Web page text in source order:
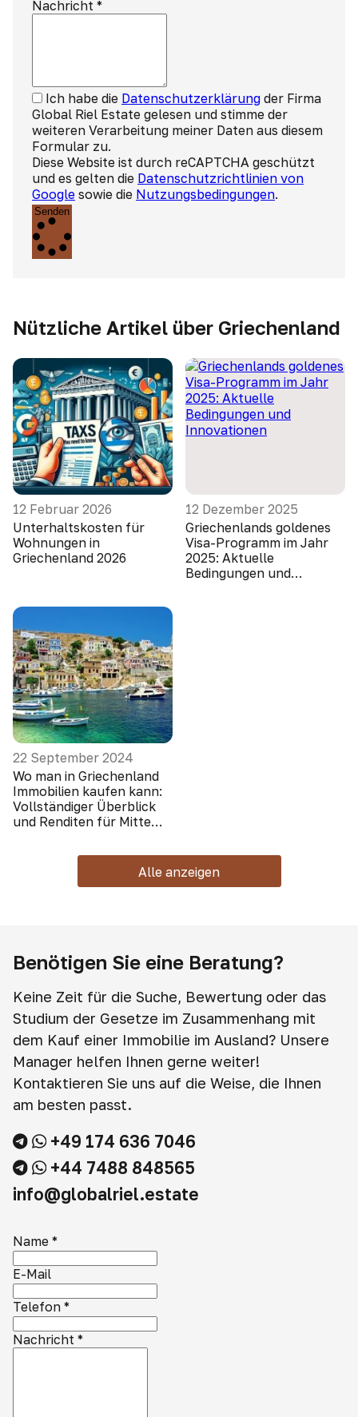
Nachricht *
Ich habe die Datenschutzerklärung der Firma
Global Riel Estate gelesen und stimme der
weiteren Verarbeitung meiner Daten aus diesem
Formular zu.
Diese Website ist durch reCAPTCHA geschützt
und es gelten die Datenschutzrichtlinien von
Google sowie die Nutzungsbedingungen.
Senden
Nützliche Artikel über Griechenland
12 Februar 2026
Unterhaltskosten für
Wohnungen in
Griechenland 2026
12 Dezember 2025
Griechenlands goldenes
Visa-Programm im Jahr
2025: Aktuelle
Bedingungen und
22 September 2024
Wo man in Griechenland
Immobilien kaufen kann:
Vollständiger Überblick
und Renditen für Mitte
Alle anzeigen
Benötigen Sie eine Beratung?
Keine Zeit für die Suche, Bewertung oder das
Studium der Gesetze im Zusammenhang mit
dem Kauf einer Immobilie im Ausland? Unsere
Manager helfen Ihnen gerne weiter!
Kontaktieren Sie uns auf die Weise, die Ihnen
am besten passt.
+49 174 636 7046
+44 7488 848565
info@globalriel.estate
Name *
E-Mail
Telefon *
Nachricht *